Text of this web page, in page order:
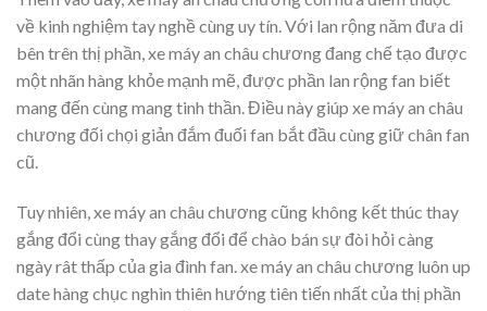
về kinh nghiệm tay nghề cùng uy tín. Với lan rộng năm đưa di
bên trên thị phần, xe máy an châu chương đang chế tạo được
một nhãn hàng khỏe mạnh mẽ, được phần lan rộng fan biết
mang đến cùng mang tinh thần. Điều này giúp xe máy an châu
chương đối chọi giản đắm đuối fan bắt đầu cùng giữ chân fan
cũ.
Tuy nhiên, xe máy an châu chương cũng không kết thúc thay
gắng đổi cùng thay gắng đổi để chào bán sự đòi hỏi càng
ngày rât thấp của gia đình fan. xe máy an châu chương luôn up
date hàng chục nghìn thiên hướng tiên tiến nhất của thị phần